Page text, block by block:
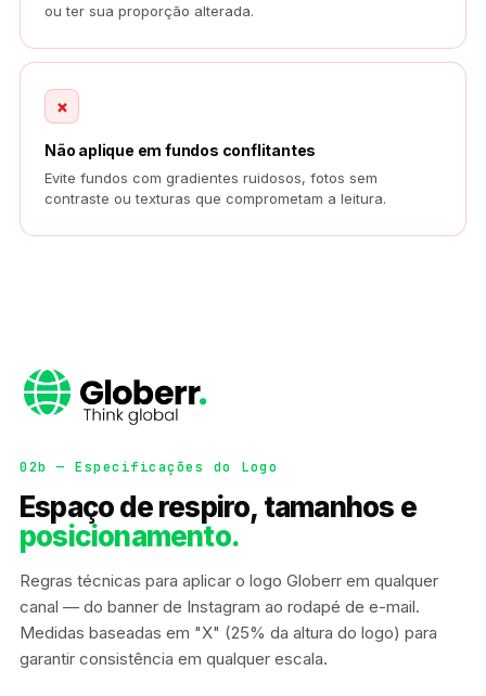
ou ter sua proporção alterada.
×
Não aplique em fundos conflitantes
Evite fundos com gradientes ruidosos, fotos sem
contraste ou texturas que comprometam a leitura.
02b — Especificações do Logo
Espaço de respiro, tamanhos e
posicionamento.
Regras técnicas para aplicar o logo Globerr em qualquer
canal — do banner de Instagram ao rodapé de e-mail.
Medidas baseadas em "X" (25% da altura do logo) para
garantir consistência em qualquer escala.